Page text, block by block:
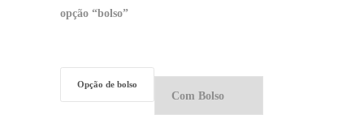
opção “bolso”
Opção de bolso